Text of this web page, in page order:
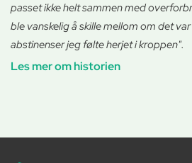
passet ikke helt sammen med
ble vanskelig å skille mellom om det
abstinenser jeg følte herjet i kroppen".
Les mer om historien